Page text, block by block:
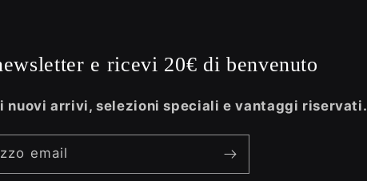
e ricevi 20€ di benvenuto
nuovi arrivi, selezioni speciali e vantaggi riservati.
email